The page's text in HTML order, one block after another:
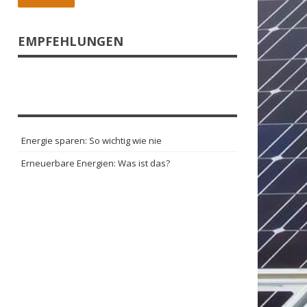
EMPFEHLUNGEN
Energie sparen: So wichtig wie nie
Erneuerbare Energien: Was ist das?